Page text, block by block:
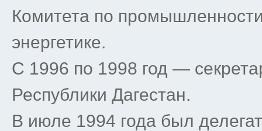
Комитета по
энергетике.
С 1996 по 1998 год —
Республики Дагестан.
В июле 1994 года был